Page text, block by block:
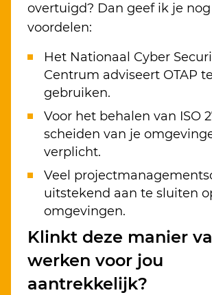
overtuigd? Dan geef ik je nog
voordelen:
Het Nationaal Cyber
Centrum adviseert OTAP te
gebruiken.
Voor het behalen van ISO
scheiden van je
verplicht.
Veel
uitstekend aan te sluiten
omgevingen.
Klinkt deze manier
werken voor jou
aantrekkelijk?